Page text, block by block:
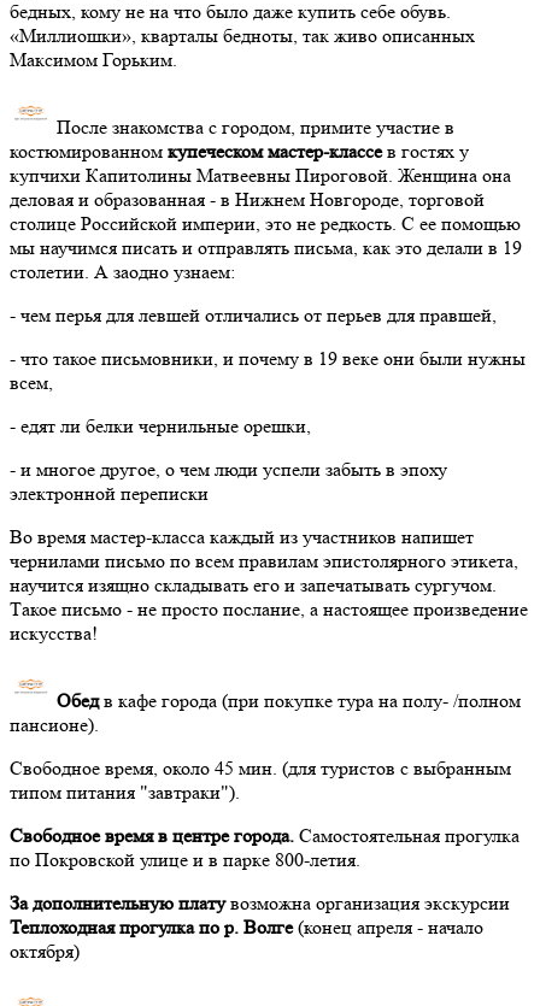
бедных, кому не на что было даже купить себе обувь.
«Миллиошки», кварталы бедноты, так живо описанных
Максимом Горьким.
После знакомства с городом, примите участие в
костюмированном купеческом мастер-классев гостях у
купчихи Капитолины Матвеевны Пироговой. Женщина она
деловая и образованная - в Нижнем Новгороде, торговой
столице Российской империи, это не редкость. С ее помощью
мы научимся писать и отправлять письма, как это делали в 19
столетии. А заодно узнаем:
- чем перья для левшей отличались от перьев для правшей,
- что такое письмовники, и почему в 19 веке они были нужны
всем,
- едят ли белки чернильные орешки,
- и многое другое, о чем люди успели забыть в эпоху
электронной переписки
Во время мастер-класса каждый из участников напишет
чернилами письмо по всем правилам эпистолярного этикета,
научится изящно складывать его и запечатывать сургучом.
Такое письмо - не просто послание, а настоящее произведение
искусства!
Обедв кафе города (при покупке тура на полу- /полном
пансионе).
Свободное время, около 45 мин. (для туристов с выбранным
типом питания "завтраки").
Свободное время в центре города. Самостоятельная прогулка
по Покровской улице и в парке 800-летия.
За дополнительную платувозможна организация экскурсии
Теплоходная прогулка по р. Волге(конец апреля - начало
октября)